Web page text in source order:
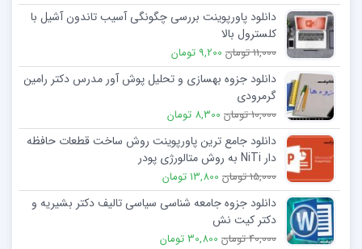
دانلود پاورپوینت بررسی چگونگی آسیب تاندون آشیل با
کلسترول بالا
11,000 تومان 9,200 تومان
دانلود جزوه بهسازی و تحلیل پوش آور مدرس دکتر رامین
گرمرودی
10,000 تومان 8,300 تومان
دانلود جامع ترین پاورپوینت روش ساخت قطعات حافظه
دار NiTi به روش متالورژی پودر
15,000 تومان 13,800 تومان
دانلود جزوه جامعه شناسی سیاسی تالیف دکتر بشیریه و
دکتر کیت نش
40,000 تومان 30,800 تومان